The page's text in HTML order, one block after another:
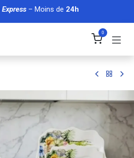
Express– Moins de 24h
0